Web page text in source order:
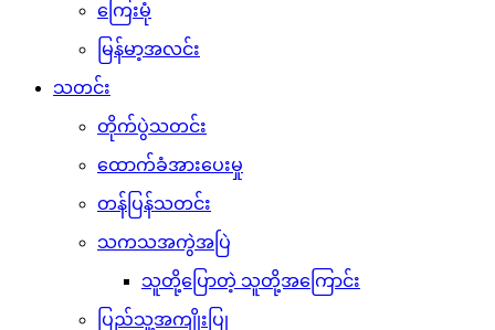
ကြေးမုံ
မြန်မာ့အလင်း
သတင်း
တိုက်ပွဲသတင်း
ထောက်ခံအားပေးမှု
တန်ပြန်သတင်း
သကသအကွဲအပြဲ
သူတို့ပြောတဲ့ သူတို့အကြောင်း
ပြည်သူ့အကျိုးပြု